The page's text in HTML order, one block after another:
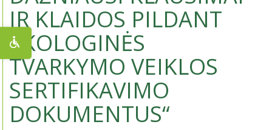
IR KLAIDOS PILDANT
EKOLOGINĖS
TVARKYMO VEIKLOS
SERTIFIKAVIMO
DOKUMENTUS“